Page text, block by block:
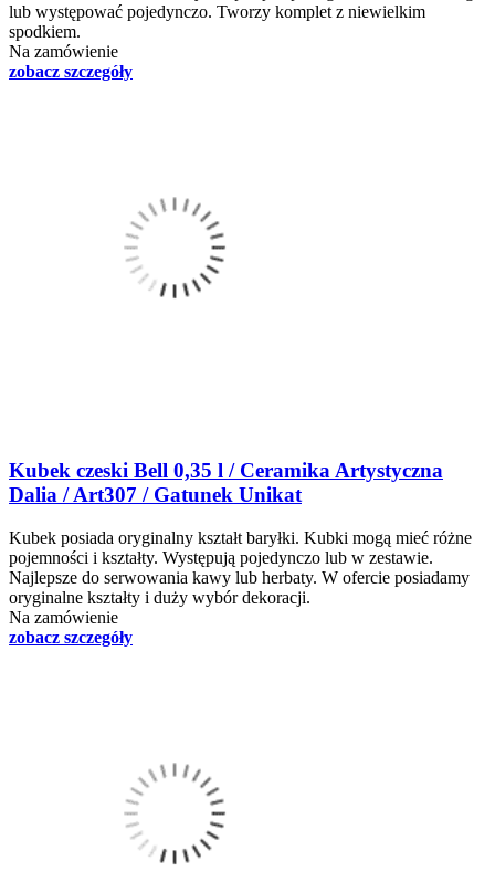
lub występować pojedynczo. Tworzy komplet z niewielkim
spodkiem.
Na zamówienie
zobacz szczegóły
Kubek czeski Bell 0,35 l / Ceramika Artystyczna
Dalia / Art307 / Gatunek Unikat
Kubek posiada oryginalny kształt baryłki. Kubki mogą mieć różne
pojemności i kształty. Występują pojedynczo lub w zestawie.
Najlepsze do serwowania kawy lub herbaty. W ofercie posiadamy
oryginalne kształty i duży wybór dekoracji.
Na zamówienie
zobacz szczegóły